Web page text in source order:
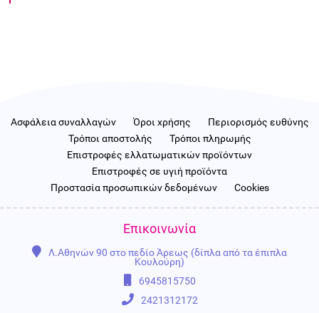
Ασφάλεια συναλλαγών Όροι χρήσης
Περιορισμός ευθύνης
Τρόποι αποστολής
Τρόποι πληρωμής
Επιστροφές ελλατωματικών προϊόντων
Επιστροφές σε υγιή προϊόντα
Προστασία προσωπικών δεδομένων
Cookies
Επικοινωνία
Λ.Αθηνών 90 στο πεδίο Άρεως (δίπλα από τα έπιπλα
Κουλούρη)
6945815750
2421312172